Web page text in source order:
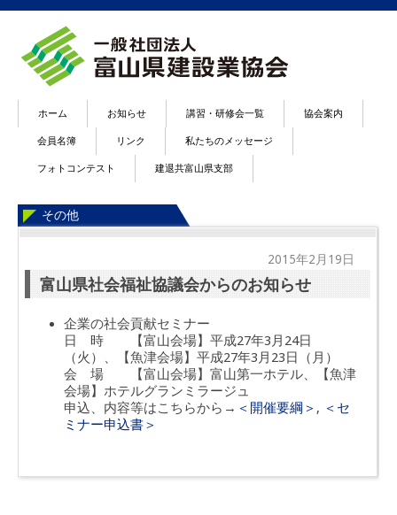
ホーム お知らせ 講習・研修会一覧 協会案内
会員名簿 リンク 私たちのメッセージ
フォトコンテスト 建退共富山県支部
その他
2015年2月19日
富山県社会福祉協議会からのお知らせ
企業の社会貢献セミナー
日 時 【富山会場】平成27年3月24日
（火）、【魚津会場】平成27年3月23日（月）
会 場 【富山会場】富山第一ホテル、【魚津
会場】ホテルグランミラージュ
申込、内容等はこちらから→ ＜開催要綱＞ , ＜セ
ミナー申込書＞